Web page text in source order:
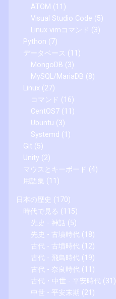
ATOM (11)
Visual Studio Code (5)
Linux vimコマンド (3)
Python (7)
データベース (11)
MongoDB (3)
MySQL/MariaDB (8)
Linux (27)
コマンド (16)
CentOS7(11)
Ubuntu (3)
Systemd (1)
Git (5)
Unity (2)
マウスとキーボード (4)
用語集 (11)
日本の歴史 (170)
時代で見る (115)
先史 - 神話 (5)
先史 - 古墳時代 (18)
古代 - 古墳時代 (12)
古代 - 飛鳥時代 (19)
古代 - 奈良時代 (11)
古代・中世 - 平安時代 (31)
中世 - 平安末期 (21)